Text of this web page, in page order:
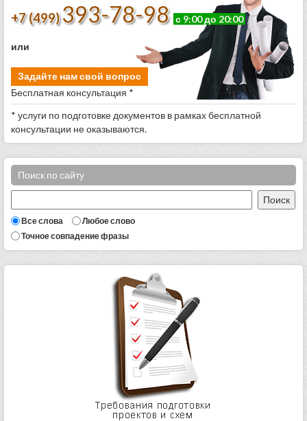
+7 (499) 393-78-98 с 9:00 до 20:00
или
Задайте нам свой вопрос
Бесплатная консультация *
* услуги по подготовке документов в рамках бесплатной
консультации не оказываются.
Поиск по сайту
Все слова
Любое слово
Точное совпадение фразы